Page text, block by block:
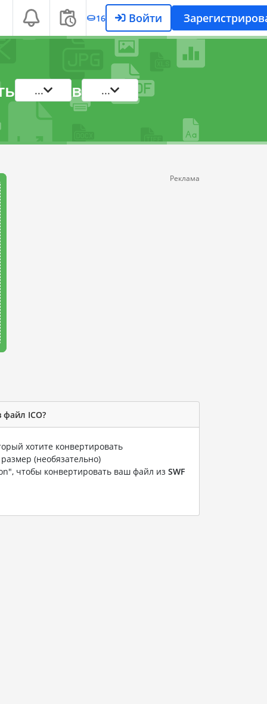
16 Войти
... в ...
Реклама
файл ICO?
хотите конвертировать
(необязательно)
чтобы конвертировать ваш файл из SWF